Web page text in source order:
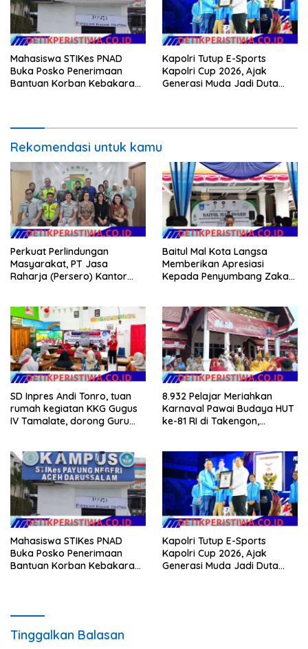
Mahasiswa STIKes PNAD
Buka Posko Penerimaan
Bantuan Korban Kebakaran
Kapolri Tutup E-Sports
Kapolri Cup 2026, Ajak
Generasi Muda Jadi Duta
Rekomendasi untuk kamu
Perkuat Perlindungan
Masyarakat, PT Jasa
Raharja (Persero) Kantor
Baitul Mal Kota Langsa
Memberikan Apresiasi
Kepada Penyumbang Zakat
SD Inpres Andi Tonro, tuan
rumah kegiatan KKG Gugus
IV Tamalate, dorong Guru
8.932 Pelajar Meriahkan
Karnaval Pawai Budaya HUT
ke-81 RI di Takengon,
Mahasiswa STIKes PNAD
Buka Posko Penerimaan
Bantuan Korban Kebakaran
Kapolri Tutup E-Sports
Kapolri Cup 2026, Ajak
Generasi Muda Jadi Duta
Tinggalkan Balasan